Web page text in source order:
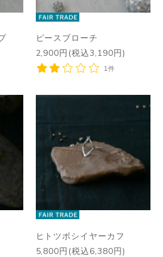
ピースブローチ
2,900円(税込3,190円)
1件
ヒトツボシイヤーカフ
5,800円(税込6,380円)